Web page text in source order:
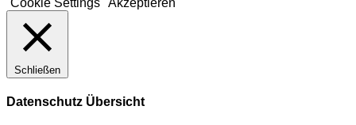
Schließen
Datenschutz Übersicht